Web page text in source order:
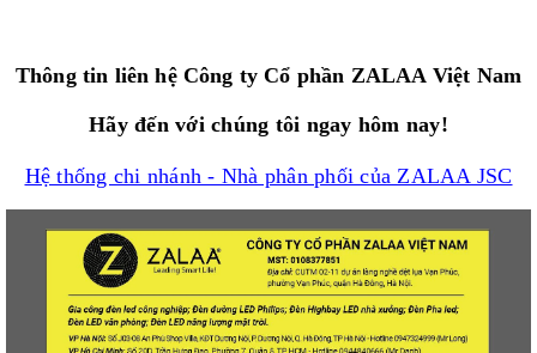
Thông tin liên hệ Công ty Cổ phần ZALAA Việt Nam
Hãy đến với chúng tôi ngay hôm nay!
Hệ thống chi nhánh - Nhà phân phối của ZALAA JSC